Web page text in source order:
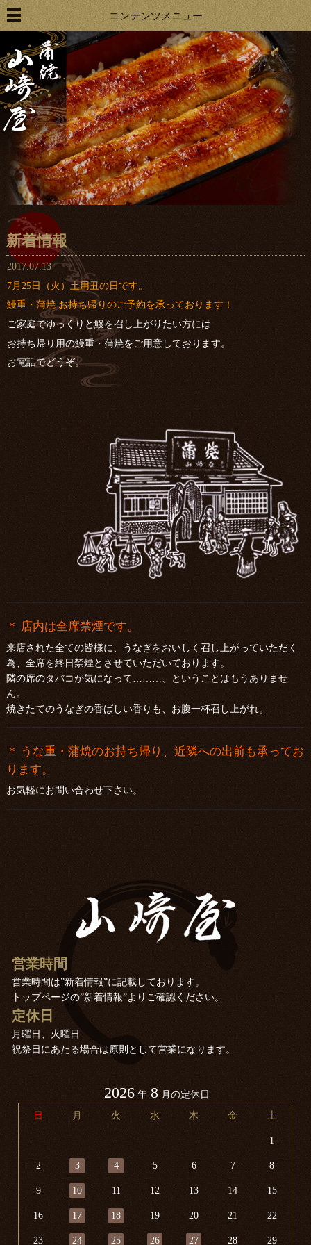
コンテンツメニュー
新着情報
2017.07.13
7月25日（火）土用丑の日です。
鰻重・蒲焼 お持ち帰りのご予約を承っております！
ご家庭でゆっくりと鰻を召し上がりたい方には
お持ち帰り用の鰻重・蒲焼をご用意しております。
お電話でどうぞ。
＊ 店内は全席禁煙です。
来店された全ての皆様に、うなぎをおいしく召し上がっていただく
為、全席を終日禁煙とさせていただいております。
隣の席のタバコが気になって………、ということはもうありませ
ん。
焼きたてのうなぎの香ばしい香りも、お腹一杯召し上がれ。
＊ うな重・蒲焼のお持ち帰り、近隣への出前も承ってお
ります。
お気軽にお問い合わせ下さい。
営業時間
営業時間は”新着情報”に記載しております。
トップページの”新着情報”よりご確認ください。
定休日
月曜日、火曜日
祝祭日にあたる場合は原則として営業になります。
2026 年 8 月の定休日
日
月 火 水 木 金 土
1
2 3 4 5 6 7 8
9 10 11 12 13 14 15
16 17 18 19 20 21 22
23 24 25 26 27 28 29